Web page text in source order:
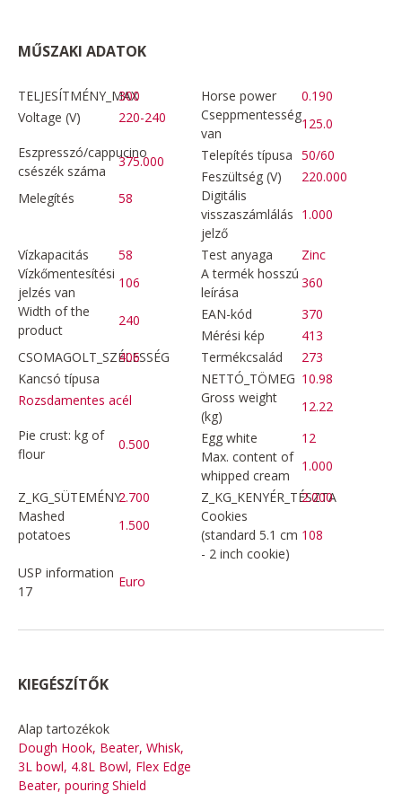
MŰSZAKI ADATOK
TELJESÍTMÉNY_MAX
300 Horse power
0.190
Voltage (V)
220-240
Cseppmentesség
van
125.0
Eszpresszó/cappucino
csészék száma
375.000 Telepítés típusa 50/60
Feszültség (V)
220.000
Melegítés
58
Digitális
visszaszámlálás
jelző
1.000
Vízkapacitás 58 Test anyaga
Zinc
Vízkőmentesítési
jelzés van
106
A termék hosszú
leírása
360
Width of the
product
240 EAN-kód
370
Mérési kép
413
CSOMAGOLT_SZÉLESSÉG
406 Termékcsalád
273
Kancsó típusa
Rozsdamentes acél
NETTÓ_TÖMEG 10.98
Gross weight
(kg)
12.22
Pie crust: kg of
flour
0.500 Egg white
12
Max. content of
whipped cream
1.000
Z_KG_SÜTEMÉNY2.700 Z_KG_KENYÉR_TÉSZTA
2.000
Mashed
potatoes
1.500
Cookies
(standard 5.1 cm
- 2 inch cookie)
108
USP information
17
Euro
KIEGÉSZÍTŐK
Alap tartozékok
Dough Hook, Beater, Whisk,
3L bowl, 4.8L Bowl, Flex Edge
Beater, pouring Shield